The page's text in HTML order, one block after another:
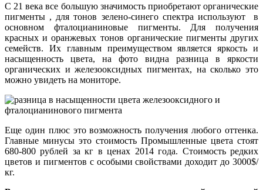
С 21 века все большую значимость приобретают органические
пигменты , для тонов зелено-синего спектра используют в
основном фталоцианиновые пигменты. Для получения
красных и оранжевых тонов органические пигменты других
семейств. Их главным преимуществом является яркость и
насыщенность цвета, на фото видна разница в яркости
органических и железооксидных пигментах, на сколько это
можно увидеть на мониторе.
Еще один плюс это возможность получения любого оттенка.
Главные минусы это стоимость Промышленные цвета стоят
680-800 рублей за кг в ценах 2014 года. Стоимость редких
цветов и пигментов с особыми свойствами доходит до 3000$/
кг.